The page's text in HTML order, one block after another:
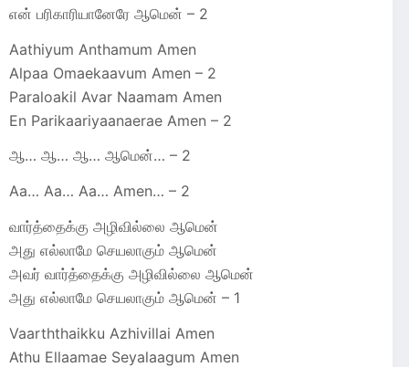
என் பரிகாரியானேரே ஆமென் – 2
Aathiyum Anthamum Amen
Alpaa Omaekaavum Amen – 2
Paraloakil Avar Naamam Amen
En Parikaariyaanaerae Amen – 2
ஆ… ஆ… ஆ… ஆமென்… – 2
Aa… Aa… Aa… Amen… – 2
வார்த்தைக்கு அழிவில்லை ஆமென்
அது எல்லாமே செயலாகும் ஆமென்
அவர் வார்த்தைக்கு அழிவில்லை ஆமென்
அது எல்லாமே செயலாகும் ஆமென் – 1
Vaarththaikku Azhivillai Amen
Athu Ellaamae Seyalaagum Amen